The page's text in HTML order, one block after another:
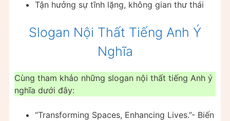
Tận hưởng sự tĩnh lặng, không gian thư thái
Slogan Nội Thất Tiếng Anh Ý
Nghĩa
Cùng tham khảo những slogan nội thất tiếng Anh ý
nghĩa dưới đây:
“Transforming Spaces, Enhancing Lives.”- Biến